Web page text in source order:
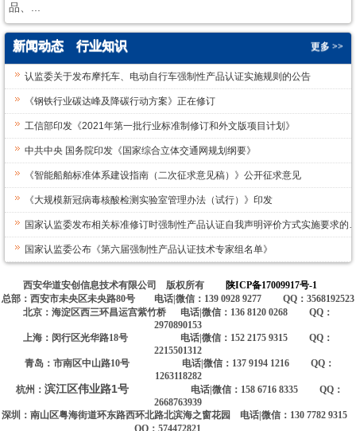
品、...
新闻动态 行业知识 更多 >>
认监委关于发布摩托车、电动自行车强制性产品认证实施规则的公告
《钢铁行业碳达峰及降碳行动方案》正在修订
工信部印发《2021年第一批行业标准制修订和外文版项目计划》
中共中央 国务院印发《国家综合立体交通网规划纲要》
《智能船舶标准体系建设指南（二次征求意见稿）》公开征求意见
《大规模新冠病毒核酸检测实验室管理办法（试行）》印发
国家认监委发布相关标准修订时强制性产品认证自我
国家认监委公布《第六届强制性产品认证技术专家组名单》
西安华道安创信息技术有限公司 版权所有
陕ICP备17009917号-1
总部：西安市未央区未央路80号 电话|微信：139 0928 9277 QQ：3568192523
北京：海淀区西三环昌运宫紫竹桥 电话|微信：136 8120 0268 QQ：
2970890153
上海：闵行区光华路18号 电话|微信：152 2175 9315 QQ：
2215501312
青岛：市南区中山路10号 电话|微信：137 9194 1216 QQ：
1263118282
杭州： 滨江区伟业路1号
电话|微信：158 6716 8335 QQ：
2668763939
深圳：南山区粤海街道环东路西环北路北滨海之窗花园 电话|微信：130 7782 9315
QQ：574472821